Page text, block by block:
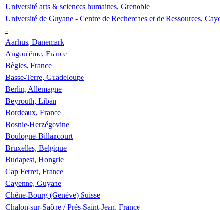
Université arts & sciences humaines, Grenoble
Université de Guyane - Centre de Recherches et de Ressources,
-
Aarhus, Danemark
Angoulême, France
Bègles, France
Basse-Terre, Guadeloupe
Berlin, Allemagne
Beyrouth, Liban
Bordeaux, France
Bosnie-Herzégovine
Boulogne-Billancourt
Bruxelles, Belgique
Budapest, Hongrie
Cap Ferret, France
Cayenne, Guyane
Chêne-Bourg (Genève) Suisse
Chalon-sur-Saône / Prés-Saint-Jean, France